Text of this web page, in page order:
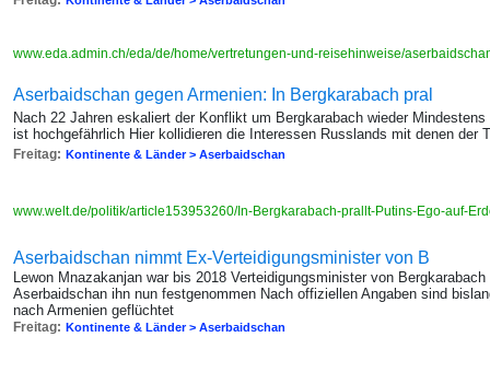
www.eda.admin.ch/eda/de/home/vertretungen-und-reisehinweise/
Aserbaidschan gegen Armenien: In Bergkarabach pral
Nach 22 Jahren eskaliert der Konflikt um Bergkarabach wieder
ist hochgefährlich Hier kollidieren die Interessen Russlands mit denen der
Freitag: Kontinente & Länder > Aserbaidschan
www.welt.de/politik/article153953260/In-Bergkarabach-prallt-Putins-Ego-auf-
Aserbaidschan nimmt Ex-Verteidigungsminister von B
Lewon Mnazakanjan war bis 2018 Verteidigungsminister von
Aserbaidschan ihn nun festgenommen Nach offiziellen Angaben sind
nach Armenien geflüchtet
Freitag: Kontinente & Länder > Aserbaidschan